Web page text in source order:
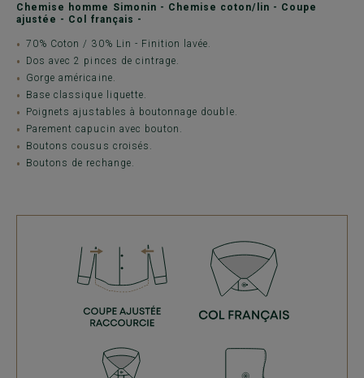
Chemise homme Simonin - Chemise coton/lin - Coupe
ajustée - Col français -
70% Coton / 30% Lin - Finition lavée.
Dos avec 2 pinces de cintrage.
Gorge américaine.
Base classique liquette.
Poignets ajustables à boutonnage double.
Parement capucin avec bouton.
Boutons cousus croisés.
Boutons de rechange.